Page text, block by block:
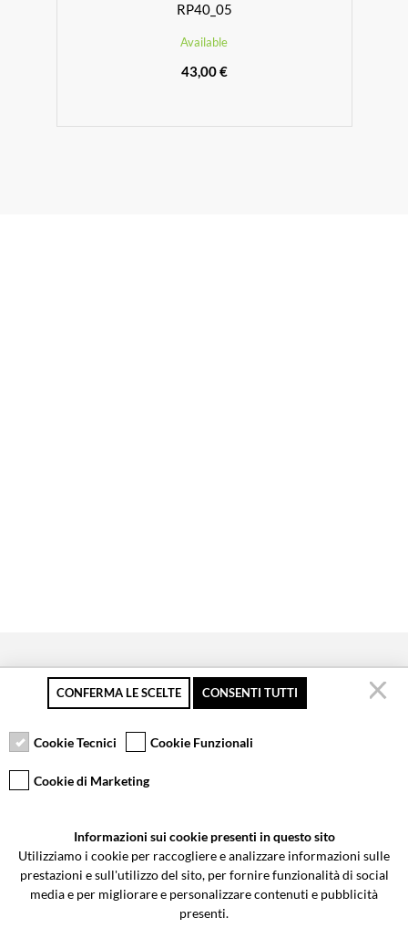
RP40_05
Available
43,00 €
Secure payment
Free returns up to 30
Customer service
Via Galileo Galilei 5 | Verano Brianza (MB) 20843 | ITALY
0362-805407-info@valtermoto.com
CONFERMA LE SCELTE CONSENTI TUTTI
Cookie Tecnici Cookie Funzionali
Cookie di Marketing
Informazioni sui cookie presenti in questo sito
Utilizziamo i cookie per raccogliere e analizzare informazioni sulle
prestazioni e sull'utilizzo del sito, per fornire funzionalità di social
media e per migliorare e personalizzare contenuti e pubblicità
presenti.